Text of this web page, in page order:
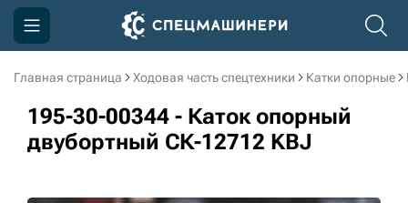
Главная страница Ходовая часть спецтехники Катки опорные
195-30-00344 - Каток опорный
двубортный СК-12712 KBJ
Компания
Акции